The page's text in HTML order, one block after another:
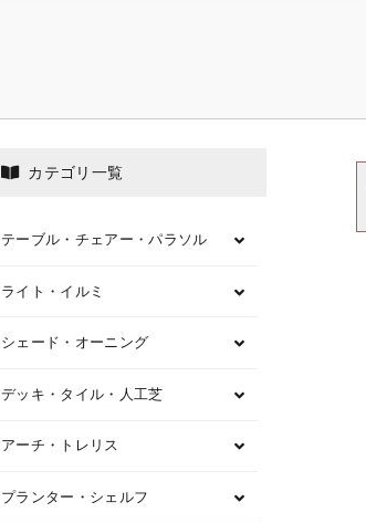
カテゴリ一覧
テーブル・チェアー・パラソル
ライト・イルミ
シェード・オーニング
デッキ・タイル・人工芝
アーチ・トレリス
プランター・シェルフ